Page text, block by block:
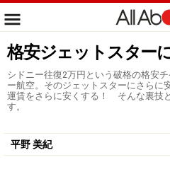
格安ジェットスター
シドニー往復2万円という破格の格安
ー航空。そのジェットスターにさらに
運賃をさらに安くする！ そんな裏技
す。
平野 美紀